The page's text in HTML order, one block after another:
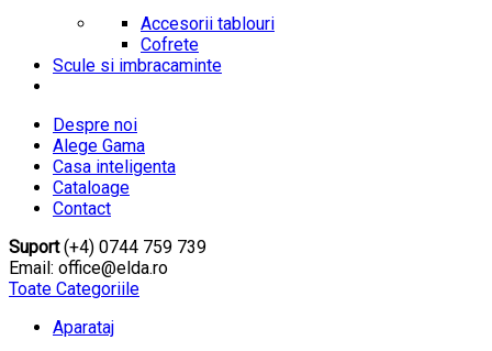
Accesorii tablouri
Cofrete
Scule si imbracaminte
Despre noi
Alege Gama
Casa inteligenta
Cataloage
Contact
Suport(+4) 0744 759 739
Email: office@elda.ro
Toate Categoriile
Aparataj